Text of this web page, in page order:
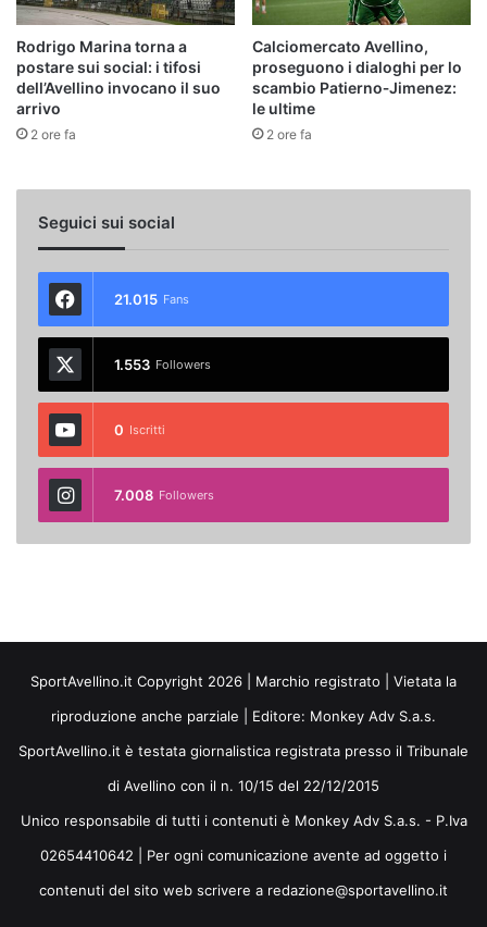
Rodrigo Marina torna a
postare sui social: i tifosi
dell’Avellino invocano il suo
arrivo
2 ore fa
Calciomercato Avellino,
proseguono i dialoghi per lo
scambio Patierno‑Jimenez:
le ultime
2 ore fa
Seguici sui social
21.015 Fans
1.553 Followers
0 Iscritti
7.008 Followers
SportAvellino.it Copyright 2026 | Marchio registrato | Vietata la
riproduzione anche parziale | Editore: Monkey Adv S.a.s.
SportAvellino.it è testata giornalistica registrata presso il Tribunale
di Avellino con il n. 10/15 del 22/12/2015
Unico responsabile di tutti i contenuti è Monkey Adv S.a.s. - P.Iva
02654410642 | Per ogni comunicazione avente ad oggetto i
contenuti del sito web scrivere a redazione@sportavellino.it